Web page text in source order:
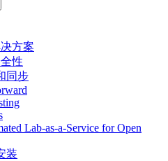
方案
性
同步
Lab-as-a-Service for Open
装